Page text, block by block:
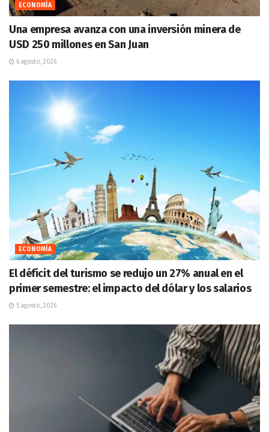
ECONOMÍA
Una empresa avanza con una inversión minera de
USD 250 millones en San Juan
6 agosto, 2026
ECONOMÍA
El déficit del turismo se redujo un 27% anual en el
primer semestre: el impacto del dólar y los salarios
5 agosto, 2026